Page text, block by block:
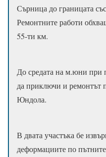
Сърница до границата
Ремонтните работи
55-ти км.
До средата на м.юни при
да приключи и ремонтът
Юндола.
В двата участъка бе
деформациите по